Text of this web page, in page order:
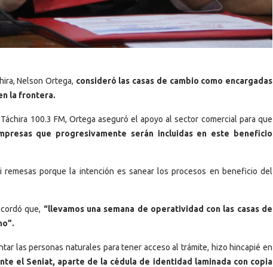
Nelson Ortega, consideró las casas de cambio como encargadas
la frontera.
100.3 FM, Ortega aseguró el apoyo al sector comercial para que
que progresivamente serán incluidas en este beneficio
remesas porque la intención es sanear los procesos en beneficio del
que, “llevamos una semana de operatividad con las casas de
las personas naturales para tener acceso al trámite, hizo hincapié en
el Seniat, aparte de la cédula de identidad laminada con copia